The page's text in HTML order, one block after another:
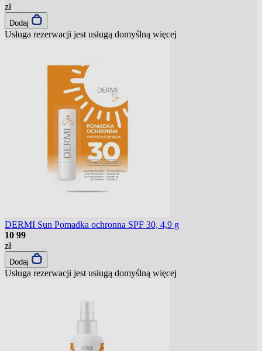
zł
Dodaj
Usługa rezerwacji jest usługą domyślną więcej
DERMI Sun Pomadka ochronna SPF 30, 4,9 g
10 99
zł
Dodaj
Usługa rezerwacji jest usługą domyślną więcej